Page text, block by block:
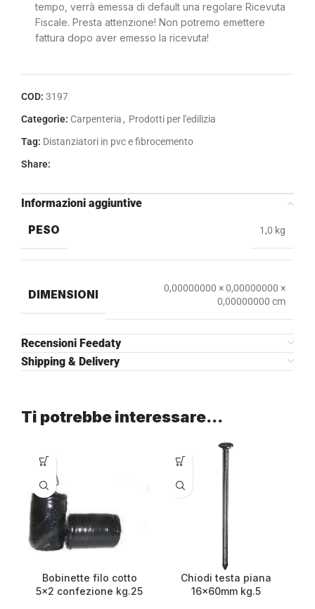
tempo, verrà emessa di default una regolare Ricevuta
Fiscale. Presta attenzione! Non potremo emettere
fattura dopo aver emesso la ricevuta!
COD: 3197
Categorie: Carpenteria , Prodotti per l'edilizia
Tag: Distanziatori in pvc e fibrocemento
Share:
Informazioni aggiuntive
PESO
1,0 kg
DIMENSIONI
0,00000000 × 0,00000000 ×
0,00000000 cm
Recensioni Feedaty
Shipping & Delivery
Ti potrebbe interessare…
Bobinette filo cotto
5×2 confezione kg.25
Chiodi testa piana
16x60mm kg.5